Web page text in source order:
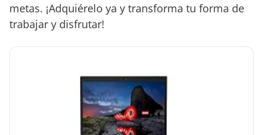
metas. ¡Adquiérelo ya y transforma tu forma de
trabajar y disfrutar!